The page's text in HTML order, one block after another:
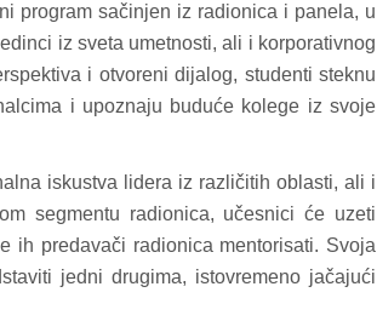
program sačinjen iz radionica i panela, u
iz sveta umetnosti, ali i korporativnog
i otvoreni dijalog, studenti steknu
i upoznaju buduće kolege iz svoje
iskustva lidera iz različitih oblasti, ali i
segmentu radionica, učesnici će uzeti
ih predavači radionica mentorisati. Svoja
jedni drugima, istovremeno jačajući